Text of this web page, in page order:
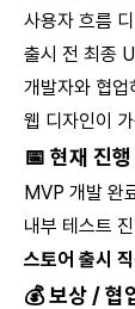
사용자 흐름
출시 전 최종
개발자와 협업
웹 디자인이
📅 현재 진
MVP 개발 완
내부 테스트
스토어 출시
💰보상 / 협